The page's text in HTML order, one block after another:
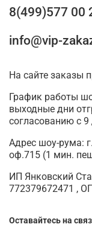
8(499)577 00
info@vip-
На сайте заказы
График работы
выходные дни
согласованию с
Адрес шоу-рума:
оф.715 (1 мин.
ИП Янковский
772379672471 ,
Оставайтесь на